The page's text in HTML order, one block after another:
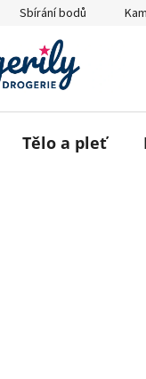
Sbírání bodů
Tělo a pleť